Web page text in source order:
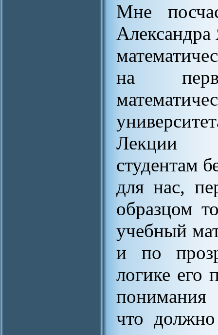
Мне
на
Лекции
студентам
для нас,
образцом
учебный
и по
логике его
понимания
что должно